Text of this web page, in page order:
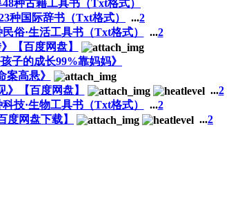
种古籍工具书（Txt格式）
种国际辞书（Txt格式） ...2
俗·生活工具书（Txt格式） ...2
【百度网盘】
子的成长99%靠妈妈》
案高悬》
》【百度网盘】
...2
技·生物工具书（Txt格式） ...2
度网盘下载】 ...2